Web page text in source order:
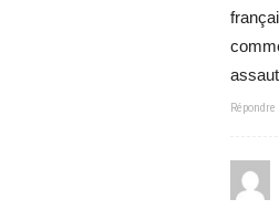
Répondre